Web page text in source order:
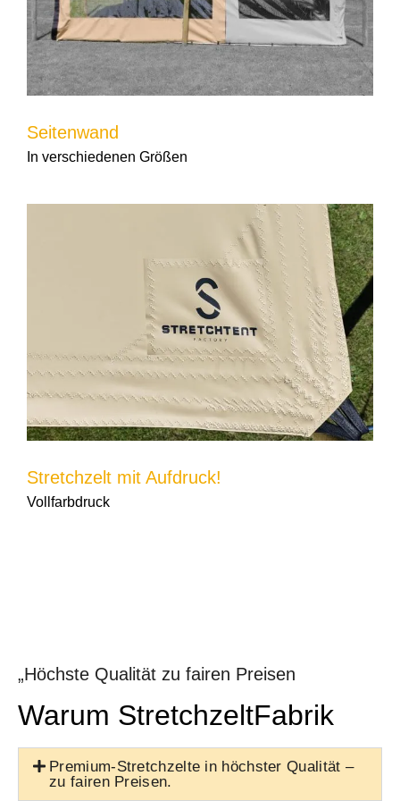
Seitenwand
In verschiedenen Größen
Stretchzelt mit Aufdruck!
Vollfarbdruck
„Höchste Qualität zu fairen Preisen
Warum StretchzeltFabrik
Premium-Stretchzelte in höchster Qualität –
zu fairen Preisen.